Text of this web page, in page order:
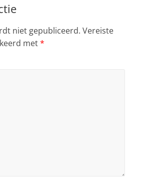
niet gepubliceerd. Vereiste
met*